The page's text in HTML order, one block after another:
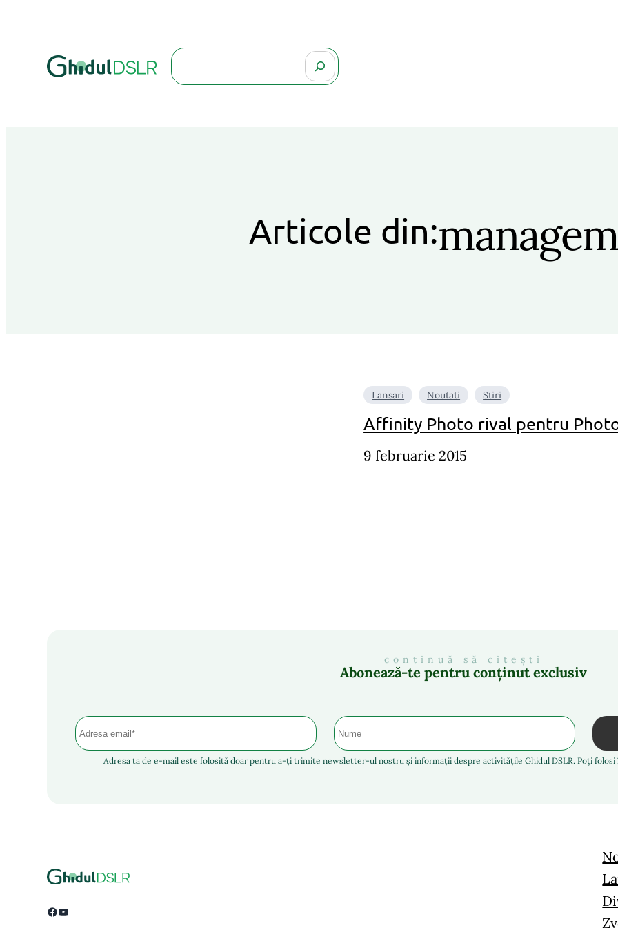
Search
Articole din:
Lansari Noutati Stiri
Affinity Photo rival pentru
9 februarie 2015
continuă să citești
Abonează-te pentru conținut exclusiv
Adresa ta de e-mail este folosită doar pentru a-ți trimite newsletter-ul nostru și informații despre activitățile Ghidul DSLR. Poți
Facebook YouTube